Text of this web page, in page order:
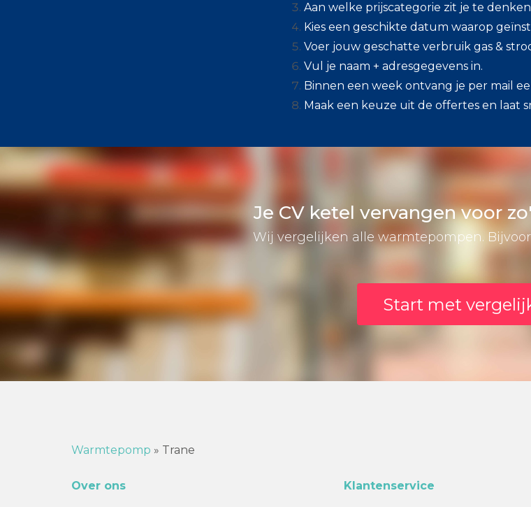
Aan welke prijscategorie zit je te
Kies een geschikte datum waarop
Voer jouw geschatte verbruik gas &
Vul je naam + adresgegevens in.
Binnen een week ontvang je per mail
Maak een keuze uit de offertes en laat
Je CV ketel vervangen voor
Wij vergelijken alle warmtepompen.
Start met
Warmtepomp » Trane
Over ons Klantenservice